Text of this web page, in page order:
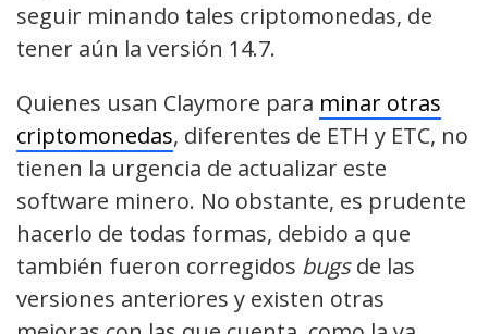
seguir minando tales criptomonedas, de
tener aún la versión 14.7.
Quienes usan Claymore para minar otras
criptomonedas, diferentes de ETH y ETC, no
tienen la urgencia de actualizar este
software minero. No obstante, es prudente
hacerlo de todas formas, debido a que
también fueron corregidos bugsde las
versiones anteriores y existen otras